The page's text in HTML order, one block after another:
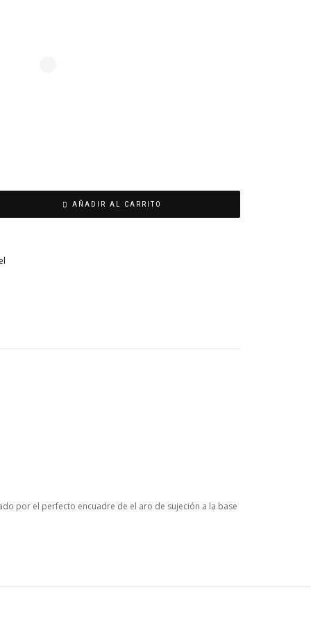
AÑADIR AL CARRITO
por el perfecto encuadre de el aro de sujeción a la base